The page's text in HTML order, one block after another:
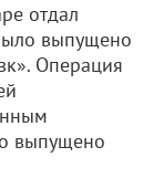
отдал
выпущено
Операция
выпущено